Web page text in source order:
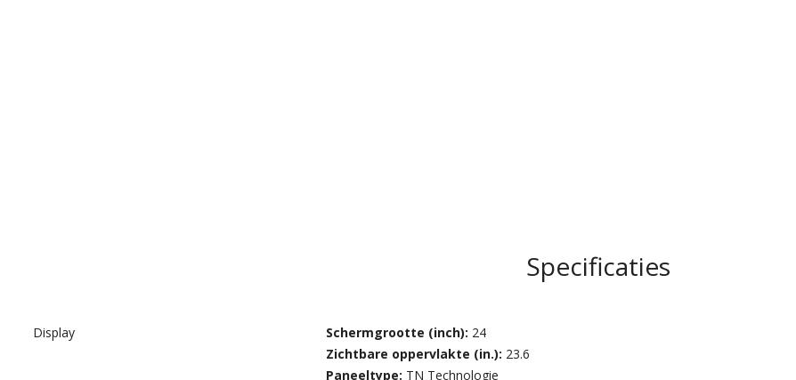
Specificaties
Display Schermgrootte (inch): 24
Zichtbare oppervlakte (in.): 23.6
Paneeltype: TN Technologie